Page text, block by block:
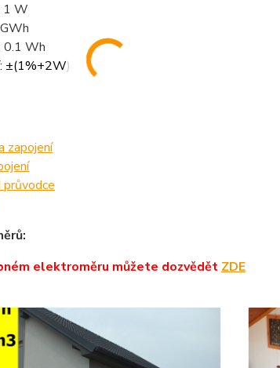
1 W
0.1 Wh
±(1%+2W)
zapojení
průvodce
elektroměru můžete dozvědět ZDE